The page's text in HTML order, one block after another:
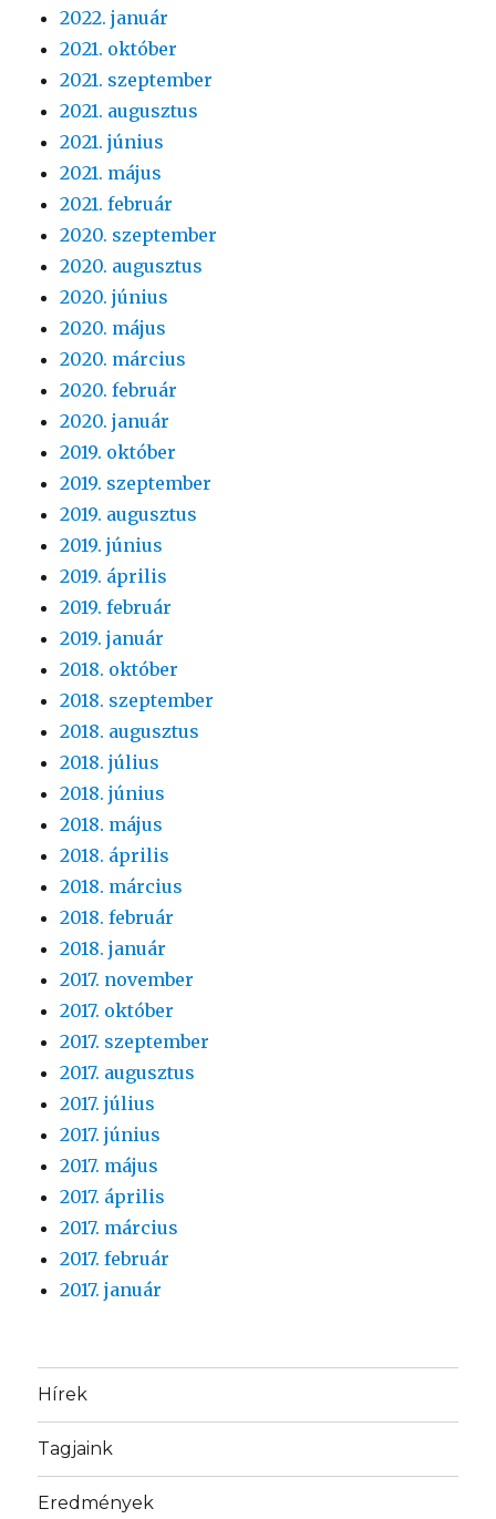
2022. január
2021. október
2021. szeptember
2021. augusztus
2021. június
2021. május
2021. február
2020. szeptember
2020. augusztus
2020. június
2020. május
2020. március
2020. február
2020. január
2019. október
2019. szeptember
2019. augusztus
2019. június
2019. április
2019. február
2019. január
2018. október
2018. szeptember
2018. augusztus
2018. július
2018. június
2018. május
2018. április
2018. március
2018. február
2018. január
2017. november
2017. október
2017. szeptember
2017. augusztus
2017. július
2017. június
2017. május
2017. április
2017. március
2017. február
2017. január
Hírek
Tagjaink
Eredmények